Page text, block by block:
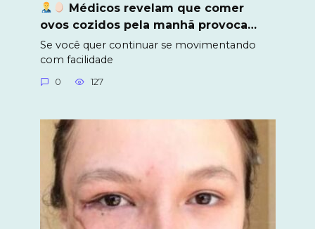
Médicos revelam que comer
ovos cozidos pela manhã provoca…
Se você quer continuar se movimentando
com facilidade
0 127